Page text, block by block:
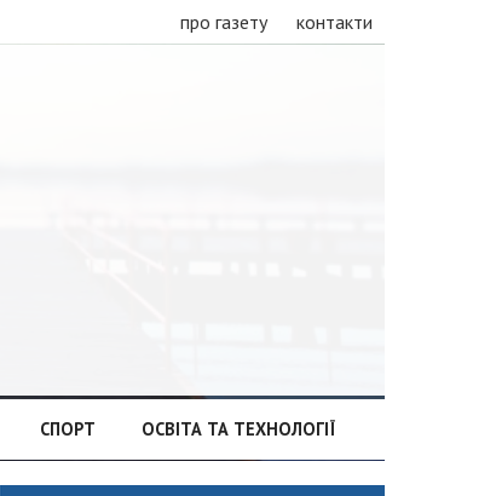
про газету контакти
СПОРТ ОСВІТА ТА ТЕХНОЛОГІЇ